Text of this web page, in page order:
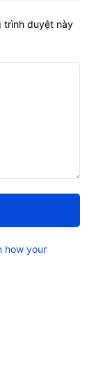
trình duyệt này
how your